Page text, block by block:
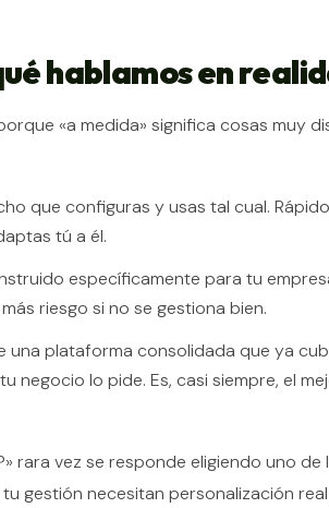
hablamos en
«a medida» significa cosas muy
que configuras y usas tal cual.
tú a él.
específicamente para tu
riesgo si no se gestiona bien.
una plataforma consolidada que ya
negocio lo pide. Es, casi siempre, el
rara vez se responde eligiendo uno de
gestión necesitan personalización